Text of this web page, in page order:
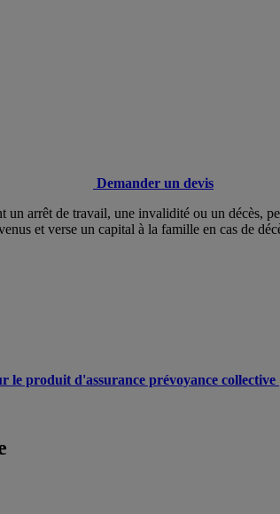
Demander un devis
un arrêt de travail, une invalidité ou un décès,
et verse un capital à la famille en cas de
le produit d'assurance prévoyance collective